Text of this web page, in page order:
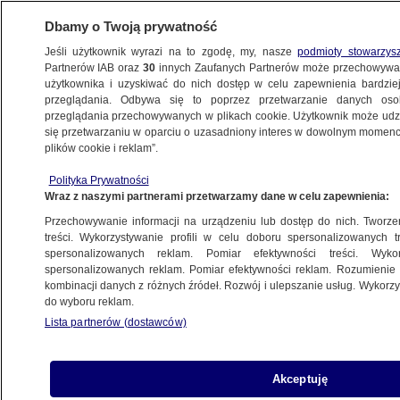
POLSKA
NAJNOWSZE INFORMACJE
wysiadła klimatyzacja. Trudna
sytuacja w szpitalach
Piotr Krysztofiak
Dwie osoby zniknęły pod wodą.
Dbamy o Twoją prywatność
Jeśli użytkownik wyrazi na to zgodę, my, naszepodmioty
Partnerów IAB oraz30 innych Zaufanych Partnerów może
użytkownika i uzyskiwać do nich dostęp w celu zapewnienia
przeglądania. Odbywa się to poprzez przetwarzanie danych
przeglądania przechowywanych w plikach cookie. Użytkownik może
się przetwarzaniu w oparciu o uzasadniony interes w dowolnym
plików cookie i reklam”.
Polityka Prywatności
Wraz z naszymi partnerami przetwarzamy dane w celu zapewnienia:
Przechowywanie informacji na urządzeniu lub dostęp do nich.
treści. Wykorzystywanie profili w celu doboru spersonalizowanych
spersonalizowanych reklam. Pomiar efektywności treści.
spersonalizowanych reklam. Pomiar efektywności reklam.
kombinacji danych z różnych źródeł. Rozwój i ulepszanie usług.
do wyboru reklam.
Lista partnerów (dostawców)
Akceptuję